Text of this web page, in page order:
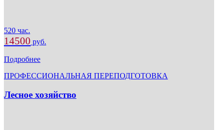
520 час.
14500 руб.
Подробнее
ПРОФЕССИОНАЛЬНАЯ ПЕРЕПОДГОТОВКА
Лесное хозяйство